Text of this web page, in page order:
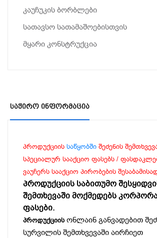
კაუჩუკის ბორბლები
სათავსო სათამაშოებისთვის
მყარი კონსტრუქცია
Საჭირო Ინფორმაცია
პროდუქციის საწყობში შეძენის
სპეციალურ სააქციო ფასებს /
ვაუჩერს სააქციო პირობების
პროდუქციის საბითუმო
შემთხევაში მოქმედებს
ფასები.
პროდუქციის ონლაინ განვადებით
სურვილის შემთხვევაში აირჩიეთ